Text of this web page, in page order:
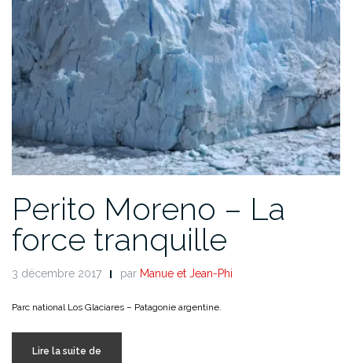
Perito Moreno – La
force tranquille
3 décembre 2017 par Manue et Jean-Phi
Parc national Los Glaciares – Patagonie argentine.
Lire la suite de